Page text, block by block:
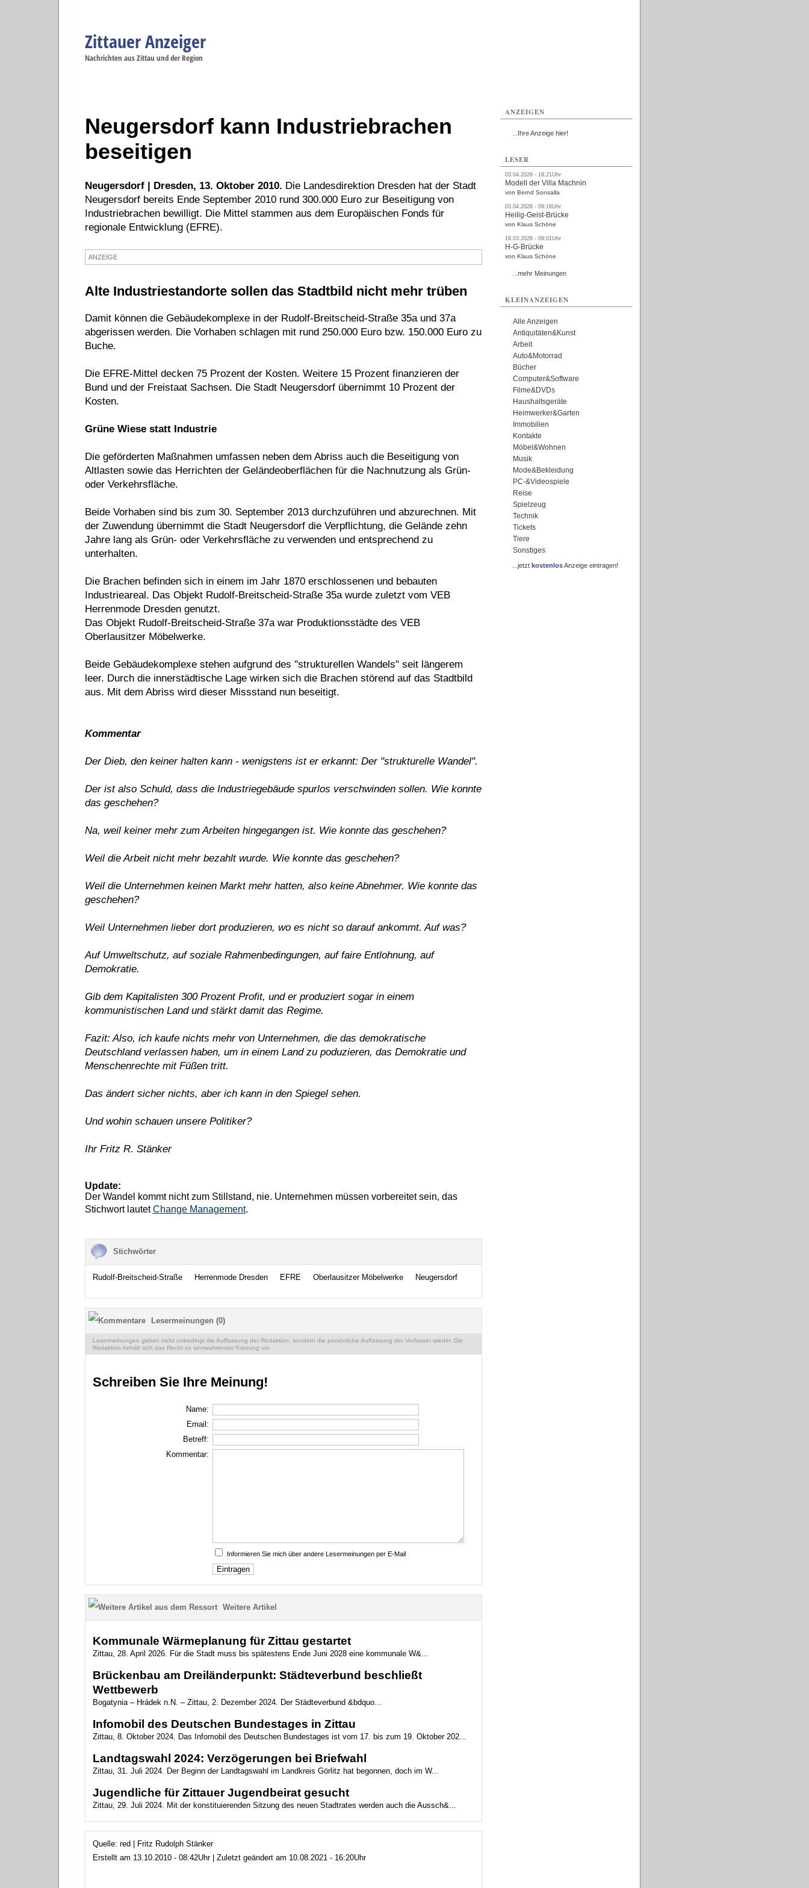
Zittauer Anzeiger
Nachrichten aus Zittau und der Region
Neugersdorf kann Industriebrachen
beseitigen
Neugersdorf | Dresden, 13. Oktober 2010. Die Landesdirektion Dresden hat der Stadt
Neugersdorf bereits Ende September 2010 rund 300.000 Euro zur Beseitigung von
Industriebrachen bewilligt. Die Mittel stammen aus dem Europäischen Fonds für
regionale Entwicklung (EFRE).
ANZEIGE
Alte Industriestandorte sollen das Stadtbild nicht mehr trüben
Damit können die Gebäudekomplexe in der Rudolf-Breitscheid-Straße 35a und 37a
abgerissen werden. Die Vorhaben schlagen mit rund 250.000 Euro bzw. 150.000 Euro zu
Buche.
Die EFRE-Mittel decken 75 Prozent der Kosten. Weitere 15 Prozent finanzieren der
Bund und der Freistaat Sachsen. Die Stadt Neugersdorf übernimmt 10 Prozent der
Kosten.
Grüne Wiese statt Industrie
Die geförderten Maßnahmen umfassen neben dem Abriss auch die Beseitigung von
Altlasten sowie das Herrichten der Geländeoberflächen für die Nachnutzung als Grün-
oder Verkehrsfläche.
Beide Vorhaben sind bis zum 30. September 2013 durchzuführen und abzurechnen. Mit
der Zuwendung übernimmt die Stadt Neugersdorf die Verpflichtung, die Gelände zehn
Jahre lang als Grün- oder Verkehrsfläche zu verwenden und entsprechend zu
unterhalten.
Die Brachen befinden sich in einem im Jahr 1870 erschlossenen und bebauten
Industrieareal. Das Objekt Rudolf-Breitscheid-Straße 35a wurde zuletzt vom VEB
Herrenmode Dresden genutzt.
Das Objekt Rudolf-Breitscheid-Straße 37a war Produktionsstädte des VEB
Oberlausitzer Möbelwerke.
Beide Gebäudekomplexe stehen aufgrund des "strukturellen Wandels" seit längerem
leer. Durch die innerstädtische Lage wirken sich die Brachen störend auf das Stadtbild
aus. Mit dem Abriss wird dieser Missstand nun beseitigt.
Kommentar
Der Dieb, den keiner halten kann - wenigstens ist er erkannt: Der "strukturelle Wandel".
Der ist also Schuld, dass die Industriegebäude spurlos verschwinden sollen. Wie konnte
das geschehen?
Na, weil keiner mehr zum Arbeiten hingegangen ist. Wie konnte das geschehen?
Weil die Arbeit nicht mehr bezahlt wurde. Wie konnte das geschehen?
Weil die Unternehmen keinen Markt mehr hatten, also keine Abnehmer. Wie konnte das
geschehen?
Weil Unternehmen lieber dort produzieren, wo es nicht so darauf ankommt. Auf was?
Auf Umweltschutz, auf soziale Rahmenbedingungen, auf faire Entlohnung, auf
Demokratie.
Gib dem Kapitalisten 300 Prozent Profit, und er produziert sogar in einem
kommunistischen Land und stärkt damit das Regime.
Fazit: Also, ich kaufe nichts mehr von Unternehmen, die das demokratische
Deutschland verlassen haben, um in einem Land zu poduzieren, das Demokratie und
Menschenrechte mit Füßen tritt.
Das ändert sicher nichts, aber ich kann in den Spiegel sehen.
Und wohin schauen unsere Politiker?
Ihr Fritz R. Stänker
Update:
Der Wandel kommt nicht zum Stillstand, nie. Unternehmen müssen vorbereitet sein, das
Stichwort lautetChange Management.
Stichwörter
Rudolf-Breitscheid-Straße Herrenmode Dresden EFRE Oberlausitzer Möbelwerke Neugersdorf
Lesermeinungen (0)
Lesermeinungen geben nicht unbedingt die Auffassung der Redaktion, sondern die persönliche Auffassung der Verfasser wieder. Die
Redaktion behält sich das Recht zu sinnwahrender Kürzung vor.
Schreiben Sie Ihre Meinung!
Name:
Email:
Betreff:
Kommentar:
Informieren Sie mich über andere Lesermeinungen per E-Mail
Weitere Artikel
Kommunale Wärmeplanung für Zittau gestartet
Zittau, 28. April 2026. Für die Stadt muss bis spätestens Ende Juni 2028 eine kommunale W&...
Brückenbau am Dreiländerpunkt: Städteverbund beschließt
Wettbewerb
Bogatynia – Hrádek n.N. – Zittau, 2. Dezember 2024. Der Städteverbund &bdquo...
Infomobil des Deutschen Bundestages in Zittau
Zittau, 8. Oktober 2024. Das Infomobil des Deutschen Bundestages ist vom 17. bis zum 19. Oktober 202...
Landtagswahl 2024: Verzögerungen bei Briefwahl
Zittau, 31. Juli 2024. Der Beginn der Landtagswahl im Landkreis Görlitz hat begonnen, doch im W...
Jugendliche für Zittauer Jugendbeirat gesucht
Zittau, 29. Juli 2024. Mit der konstituierenden Sitzung des neuen Stadtrates werden auch die Aussch&...
Quelle: red | Fritz Rudolph Stänker
Erstellt am 13.10.2010 - 08:42Uhr | Zuletzt geändert am 10.08.2021 - 16:20Uhr
ANZEIGEN
...Ihre Anzeige hier!
LESER
03.04.2026 - 18:21Uhr
Modell der Villa Machnin
von Bernd Sonsalla
03.04.2026 - 09:16Uhr
Heilig-Geist-Brücke
von Klaus Schöne
19.03.2026 - 09:01Uhr
H-G-Brücke
von Klaus Schöne
...mehr Meinungen
KLEINANZEIGEN
Alle Anzeigen
Antiquitäten&Kunst
Arbeit
Auto&Motorrad
Bücher
Computer&Software
Filme&DVDs
Haushaltsgeräte
Heimwerker&Garten
Immobilien
Kontakte
Möbel&Wohnen
Musik
Mode&Bekleidung
PC-&Videospiele
Reise
Spielzeug
Technik
Tickets
Tiere
Sonstiges
...jetzt kostenlosAnzeige eintragen!